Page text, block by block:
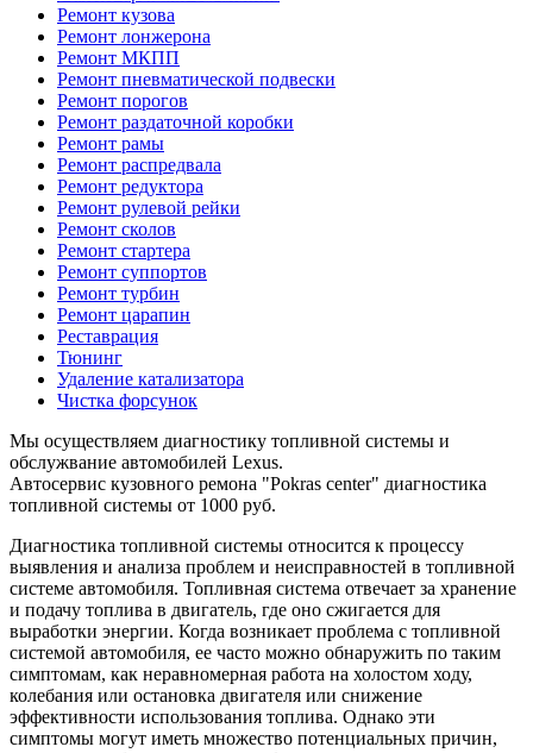
Ремонт кузова
Ремонт лонжерона
Ремонт МКПП
Ремонт пневматической подвески
Ремонт порогов
Ремонт раздаточной коробки
Ремонт рамы
Ремонт распредвала
Ремонт редуктора
Ремонт рулевой рейки
Ремонт сколов
Ремонт стартера
Ремонт суппортов
Ремонт турбин
Ремонт царапин
Реставрация
Тюнинг
Удаление катализатора
Чистка форсунок
Мы осуществляем диагностику топливной системы и
обслужвание автомобилей Lexus.
Автосервис кузовного ремона "Pokras center" диагностика
топливной системы от 1000 руб.
Диагностика топливной системы относится к процессу
выявления и анализа проблем и неисправностей в топливной
системе автомобиля. Топливная система отвечает за хранение
и подачу топлива в двигатель, где оно сжигается для
выработки энергии. Когда возникает проблема с топливной
системой автомобиля, ее часто можно обнаружить по таким
симптомам, как неравномерная работа на холостом ходу,
колебания или остановка двигателя или снижение
эффективности использования топлива. Однако эти
симптомы могут иметь множество потенциальных причин,